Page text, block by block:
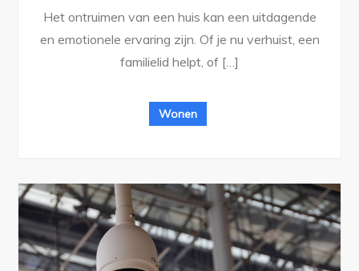
Het ontruimen van een huis kan een uitdagende
en emotionele ervaring zijn. Of je nu verhuist, een
familielid helpt, of […]
Wonen